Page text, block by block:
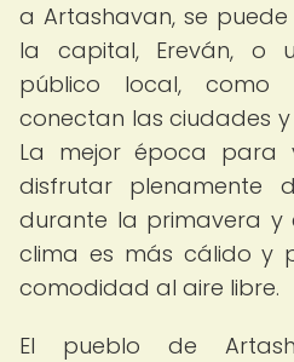
a Artashavan, se
la capital, Ereván, o
público local, como
conectan las ciudades
La mejor época para
disfrutar plenamente
durante la primavera y
clima es más cálido y
comodidad al aire libre.
El pueblo de